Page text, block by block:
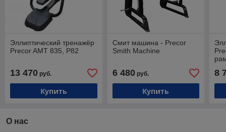
Эллиптический тренажёр
Precor AMT 835, P82
13 470 руб.
Купить
Смит машина - Precor
Smith Machine
6 480руб.
Купить
8
О нас